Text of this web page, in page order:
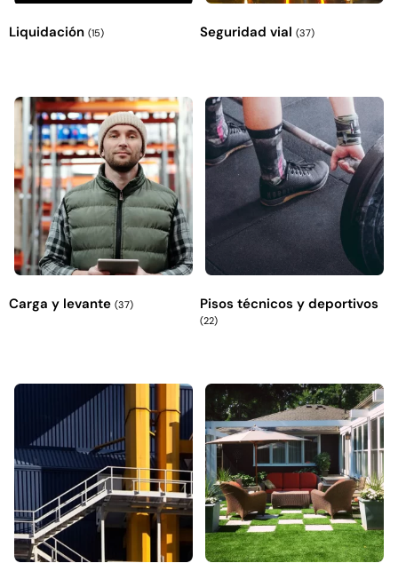
Liquidación (15) Seguridad vial (37)
Carga y levante (37) Pisos técnicos y deportivos
(22)